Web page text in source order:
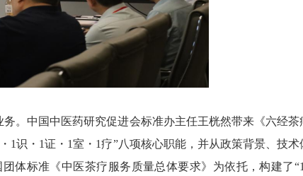
。中国中医药研究促进会标准办主任王桄然带来《六经
识・1证・1室・1疗”八项核心职能，并从政策背景、技
标准《中医茶疗服务质量总体要求》为依托，构建了